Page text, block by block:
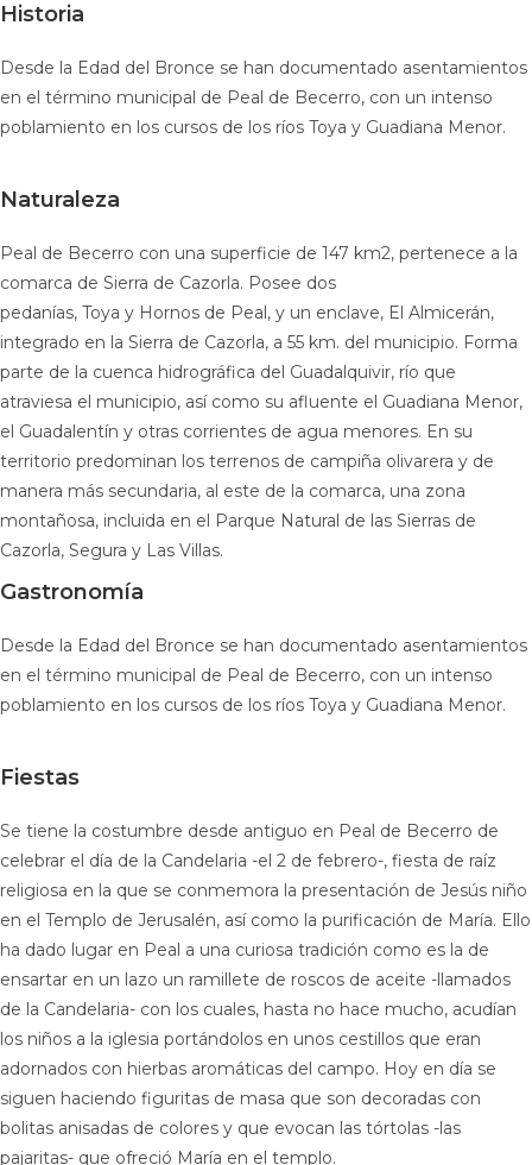
Historia
Desde la Edad del Bronce se han documentado asentamientos
en el término municipal de Peal de Becerro, con un intenso
poblamiento en los cursos de los ríos Toya y Guadiana Menor.
Naturaleza
Peal de Becerro con una superficie de 147 km2, pertenece a la
comarca de Sierra de Cazorla. Posee dos
pedanías, Toya y Hornos de Peal, y un enclave, El Almicerán,
integrado en la Sierra de Cazorla, a 55 km. del municipio. Forma
parte de la cuenca hidrográfica del Guadalquivir, río que
atraviesa el municipio, así como su afluente el Guadiana Menor,
el Guadalentín y otras corrientes de agua menores. En su
territorio predominan los terrenos de campiña olivarera y de
manera más secundaria, al este de la comarca, una zona
montañosa, incluida en el Parque Natural de las Sierras de
Cazorla, Segura y Las Villas.
Gastronomía
Desde la Edad del Bronce se han documentado asentamientos
en el término municipal de Peal de Becerro, con un intenso
poblamiento en los cursos de los ríos Toya y Guadiana Menor.
Fiestas
Se tiene la costumbre desde antiguo en Peal de Becerro de
celebrar el día de la Candelaria -el 2 de febrero-, fiesta de raíz
religiosa en la que se conmemora la presentación de Jesús niño
en el Templo de Jerusalén, así como la purificación de María. Ello
ha dado lugar en Peal a una curiosa tradición como es la de
ensartar en un lazo un ramillete de roscos de aceite -llamados
de la Candelaria- con los cuales, hasta no hace mucho, acudían
los niños a la iglesia portándolos en unos cestillos que eran
adornados con hierbas aromáticas del campo. Hoy en día se
siguen haciendo figuritas de masa que son decoradas con
bolitas anisadas de colores y que evocan las tórtolas -las
pajaritas- que ofreció María en el templo.